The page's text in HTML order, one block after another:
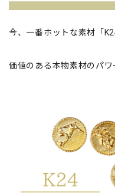
今、一番ホットな素材「
価値のある本物素材のパワ